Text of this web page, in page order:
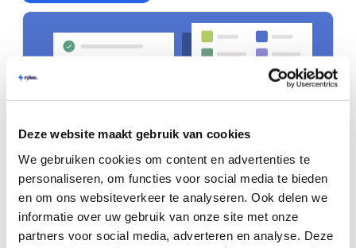
Deze website maakt gebruik van cookies
We gebruiken cookies om content en advertenties te
personaliseren, om functies voor social media te bieden
en om ons websiteverkeer te analyseren. Ook delen we
informatie over uw gebruik van onze site met onze
partners voor social media, adverteren en analyse. Deze
Our Reviews